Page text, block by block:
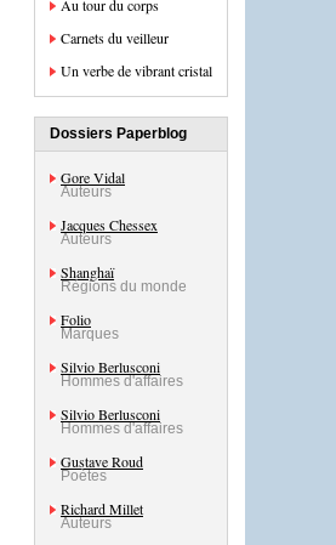
Au tour du corps
Carnets du veilleur
Un verbe de vibrant cristal
Dossiers Paperblog
Gore Vidal
Auteurs
Jacques Chessex
Auteurs
Shanghaï
Régions du monde
Folio
Marques
Silvio Berlusconi
Hommes d'affaires
Silvio Berlusconi
Hommes d'affaires
Gustave Roud
Poètes
Richard Millet
Auteurs